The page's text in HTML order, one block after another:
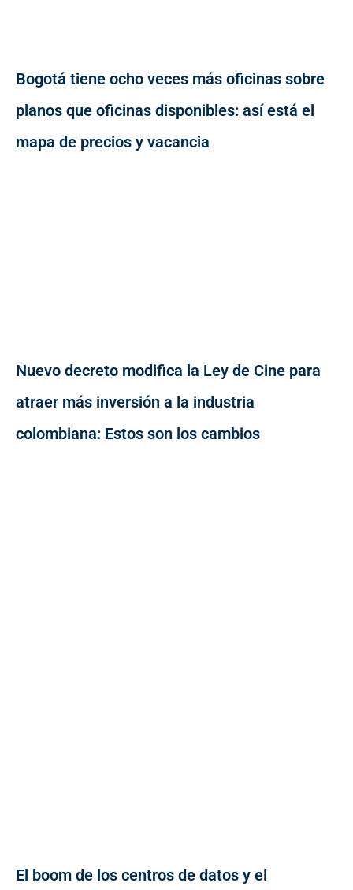
Bogotá tiene ocho veces más oficinas sobre
planos que oficinas disponibles: así está el
mapa de precios y vacancia
Nuevo decreto modifica la Ley de Cine para
atraer más inversión a la industria
colombiana: Estos son los cambios
El boom de los centros de datos y el